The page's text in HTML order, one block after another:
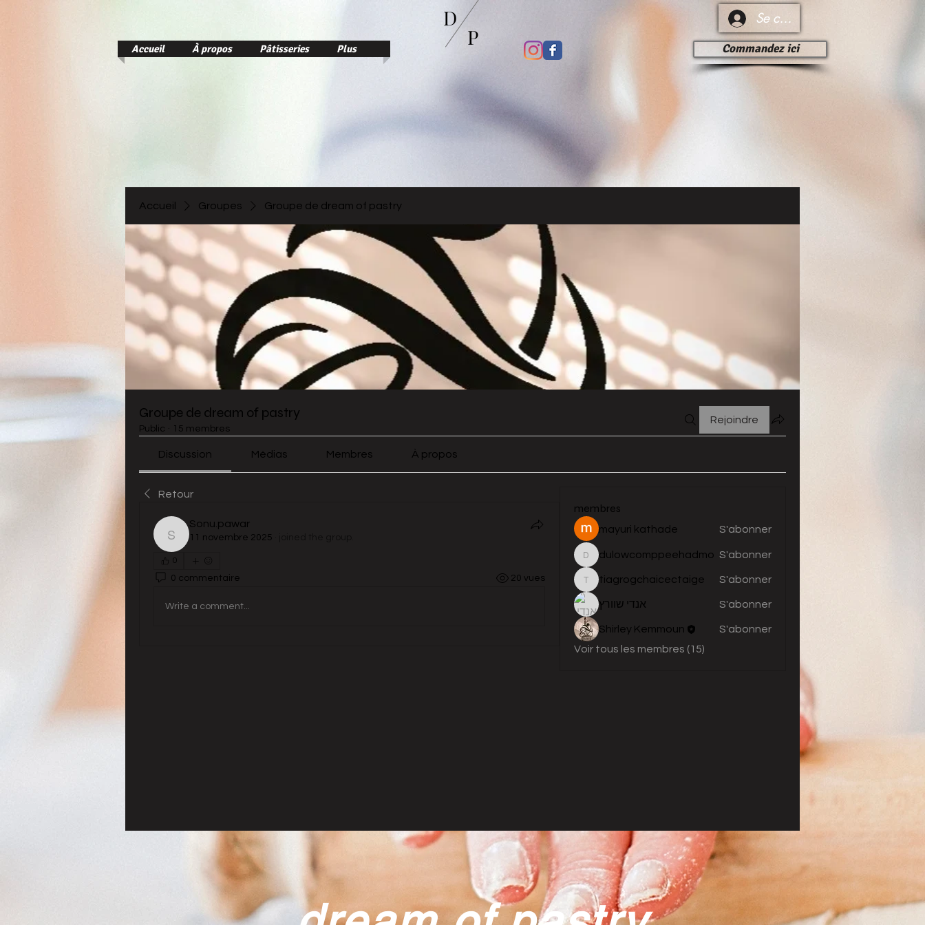
Accueil À propos Pâtisseries Plus
D
P
Se connecter
Commandez ici
Accueil Groupes Groupe de dream of pastry
Groupe de dream of pastry
Public · 15 membres
Rejoindre
Discussion Médias Membres À propos
Retour
Sonu.pawar
Sonu.pawar
11 novembre 2025
0
0 commentaire 20 vues
Write a comment...
membres
mayuri kathade S'abonner
dulowcomppeehadmo
dulowcomppeehadmo S'abonner
tiagrogchaicectaige
tiagrogchaicectaige S'abonner
אנדי שוורץ S'abonner
Shirley Kemmoun
S'abonner
Voir tous les membres (15)